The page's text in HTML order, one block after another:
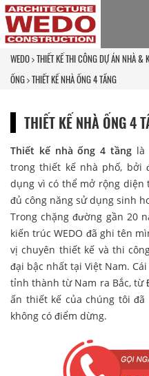
WEDO THIẾT KẾ THI CÔNG DỰ ÁN NHÀ &
ỐNG THIẾT KẾ NHÀ ỐNG 4 TẦNG
THIẾT KẾ NHÀ ỐNG 4
Thiết kế nhà ống 4 tầnglà
trong thiết kế nhà phố, bởi
dụng vì có thể mở rộng diện
đủ công năng sử dụng sinh
Trong chặng đường gần 20
kiến trúc WEDO đã ghi tên
vị chuyên thiết kế và thi
đại bậc nhất tại Việt Nam.
tỉnh thành từ Nam ra Bắc, từ
ấn thiết kế của chúng tôi
không có điểm dừng.